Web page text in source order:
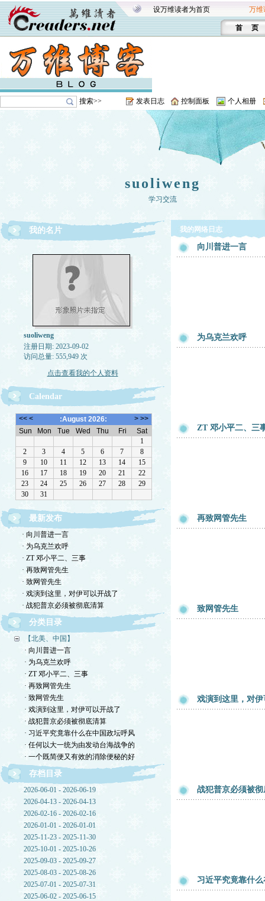
设万维读者为首页 万维
首 页
搜索>> 发表日志 控制面板 个人相册
suoliweng
学习交流
我的名片
suoliweng
注册日期: 2023-09-02
访问总量: 555,949 次
点击查看我的个人资料
Calendar
最新发布
· 向川普进一言
· 为乌克兰欢呼
· ZT 邓小平二、三事
· 再致网管先生
· 致网管先生
· 戏演到这里，对伊可以开战了
· 战犯普京必须被彻底清算
分类目录
【北美、中国】
· 向川普进一言
· 为乌克兰欢呼
· ZT 邓小平二、三事
· 再致网管先生
· 致网管先生
· 戏演到这里，对伊可以开战了
· 战犯普京必须被彻底清算
· 习近平究竟靠什么在中国政坛呼风
· 任何以大一统为由发动台海战争的
· 一个既简便又有效的消除便秘的好
存档目录
2026-06-01 - 2026-06-19
2026-04-13 - 2026-04-13
2026-02-16 - 2026-02-16
2026-01-01 - 2026-01-01
2025-11-23 - 2025-11-30
2025-10-01 - 2025-10-26
2025-09-03 - 2025-09-27
2025-08-03 - 2025-08-26
2025-07-01 - 2025-07-31
2025-06-02 - 2025-06-15
我的网络日志
向川普进一言
为乌克兰欢呼
ZT 邓小平二、三
再致网管先生
致网管先生
戏演到这里，对
战犯普京必须被
习近平究竟靠什